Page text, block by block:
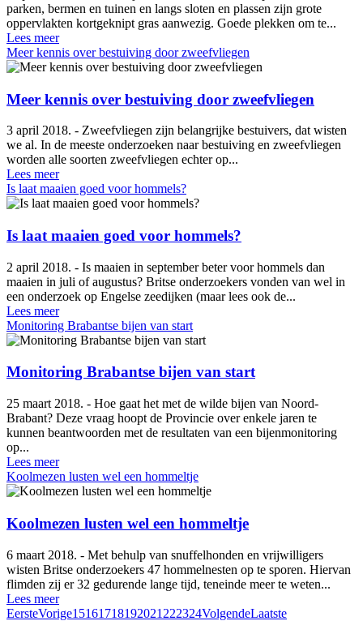
parken, bermen en tuinen en langs sloten en plassen zijn grote
oppervlakten kortgeknipt gras aanwezig. Goede plekken om te...
Lees meer
Meer kennis over bestuiving door zweefvliegen
Meer kennis over bestuiving door zweefvliegen
3 april 2018. - Zweefvliegen zijn belangrijke bestuivers, dat wisten
we al. In de meeste onderzoeken naar bestuiving en zweefvliegen
worden alle soorten zweefvliegen echter op...
Lees meer
Is laat maaien goed voor hommels?
Is laat maaien goed voor hommels?
2 april 2018. - Is maaien in september beter voor hommels dan
maaien in juli of augustus? Britse onderzoekers vonden van wel in
een onderzoek op Engelse zeedijken (maar lees ook de...
Lees meer
Monitoring Brabantse bijen van start
Monitoring Brabantse bijen van start
25 maart 2018. - Hoe gaat het met de wilde bijen van Noord-
Brabant? Deze vraag hoopt de Provincie over enkele jaren te
kunnen beantwoorden met de resultaten van een bijenmonitoring
op...
Lees meer
Koolmezen lusten wel een hommeltje
Koolmezen lusten wel een hommeltje
6 maart 2018. - Met behulp van snuffelhonden en vrijwilligers
wisten Britse onderzoekers 47 hommelnesten op te sporen. Hiervan
flimden zij er 32 gedurende lange tijd, teneinde meer te weten...
Lees meer
EersteVorige15161718192021 222324VolgendeLaatste